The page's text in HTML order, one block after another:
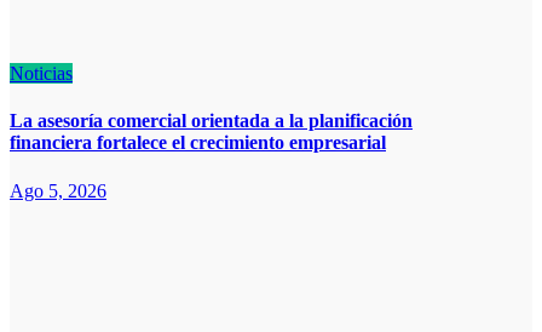
Noticias
La asesoría comercial orientada a la planificación
financiera fortalece el crecimiento empresarial
Ago 5, 2026